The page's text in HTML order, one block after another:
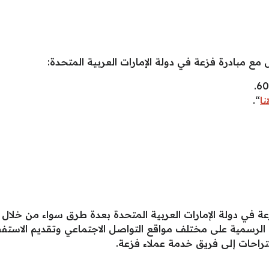
مبادرة فزعة في دولة الإمارات العربية المتحدة:
“.
في دولة الإمارات العربية المتحدة بعدة طرق سواء من
على مختلف مواقع التواصل الاجتماعي وتقديم
إلى فريق خدمة عملاء فزعة.